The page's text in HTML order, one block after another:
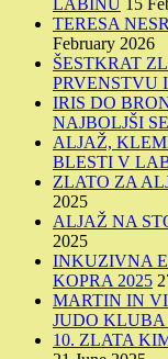
TERESA
February 2026
ŠESTKRAT
PRVENSTVU
IRIS DO
NAJBOLJŠI
ALJAŽ,
BLESTI V
ZLATO ZA
2025
ALJAŽ NA
2025
INKUZIVNA
KOPRA 2025
MARTIN IN
JUDO KLUBA
10. ZLATA